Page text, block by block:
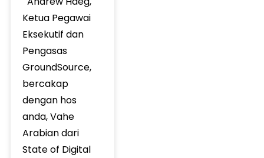
Ketua Pegawai
Eksekutif dan
Pengasas
GroundSource,
bercakap
dengan hos
anda, Vahe
Arabian dari
State of Digital